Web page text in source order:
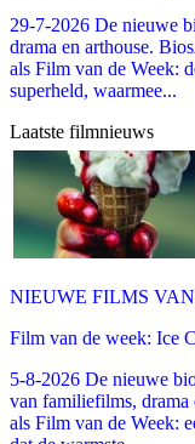
29-7-2026 De nieuwe
drama en arthouse.
als Film van de Week:
superheld, waarmee...
Laatste filmnieuws
NIEUWE FILMS
Film van de week: Ice
5-8-2026 De nieuwe
van familiefilms,
als Film van de Week: